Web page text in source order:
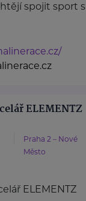
spojit sport s
ELEMENTZ
Praha 2 – Nové
Město
ELEMENTZ